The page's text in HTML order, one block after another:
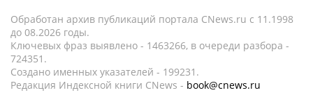
Обработан архив публикаций портала CNews.ru c 11.1998
до 08.2026 годы.
Ключевых фраз выявлено - 1463266, в очереди разбора -
724351.
Создано именных указателей - 199231.
Редакция Индексной книги CNews - book@cnews.ru